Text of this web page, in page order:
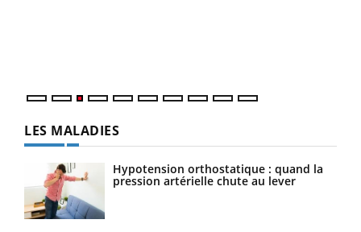
LES MALADIES
Hypotension orthostatique : quand la
pression artérielle chute au lever